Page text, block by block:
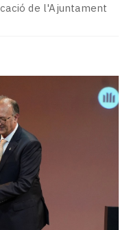
de l'Ajuntament